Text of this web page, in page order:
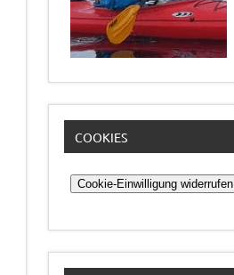
COOKIES
Cookie-Einwilligung widerrufen